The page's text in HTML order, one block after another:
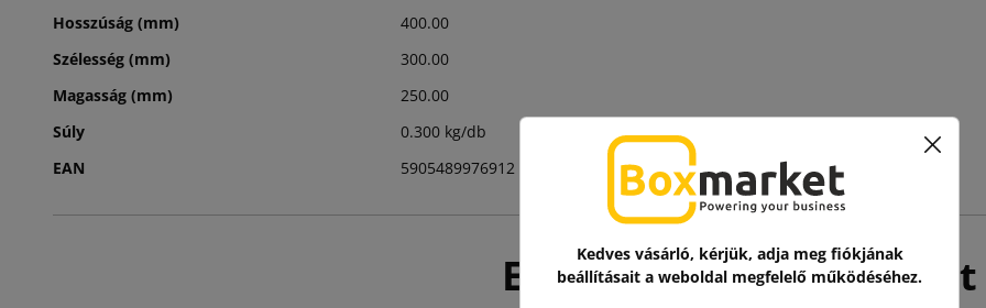
Hosszúság (mm)
400.00
Szélesség (mm)
300.00
Magasság (mm)
250.00
Súly
0.300 kg/db
EAN
5905489976912
Ez még talán érdekelhet
Kedves vásárló, kérjük, adja meg fiókjának
beállításait a weboldal megfelelő működéséhez.